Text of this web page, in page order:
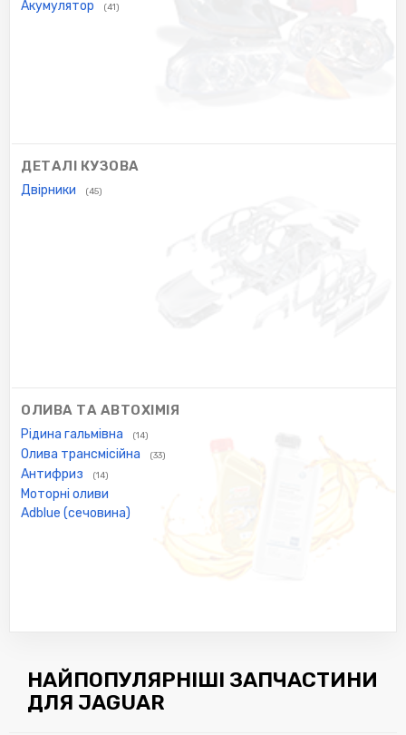
Акумулятор (41)
ДЕТАЛІ КУЗОВА
Двірники (45)
ОЛИВА ТА АВТОХІМІЯ
Рідина гальмівна (14)
Олива трансмісійна (33)
Антифриз (14)
Моторні оливи
Adblue (сечовина)
НАЙПОПУЛЯРНІШІ ЗАПЧАСТИНИ
ДЛЯ JAGUAR